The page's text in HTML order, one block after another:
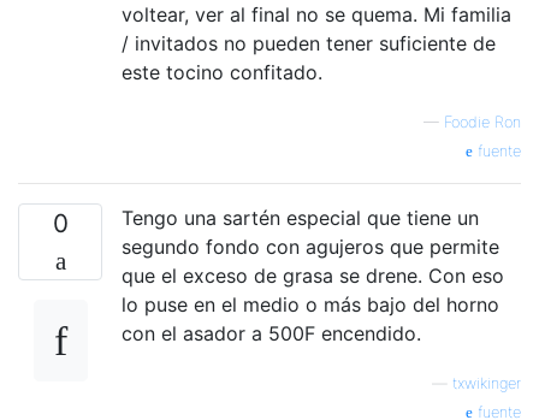
voltear, ver al final no se quema. Mi familia
/ invitados no pueden tener suficiente de
este tocino confitado.
— Foodie Ron
fuente
0
Tengo una sartén especial que tiene un
segundo fondo con agujeros que permite
que el exceso de grasa se drene. Con eso
lo puse en el medio o más bajo del horno
con el asador a 500F encendido.
txwikinger
fuente